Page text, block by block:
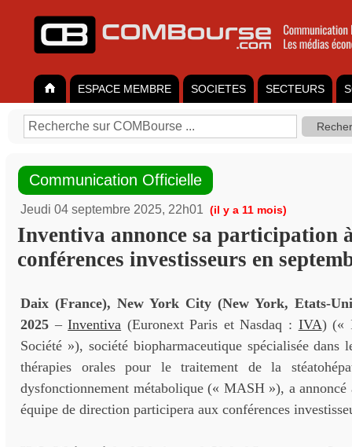
ESPACE MEMBRE SOCIETES SECTEURS
Communication Officielle
Jeudi 04 septembre 2025, 22h01 (il y a 11 mois)
Inventiva annonce sa participation
conférences investisseurs en
Daix (France), New York City (New York, Etats-
2025 –Inventiva (Euronext Paris et Nasdaq : IVA) («
Société »), société biopharmaceutique spécialisée dans
thérapies orales pour le traitement de la
dysfonctionnement métabolique (« MASH »), a annoncé
équipe de direction participera aux conférences